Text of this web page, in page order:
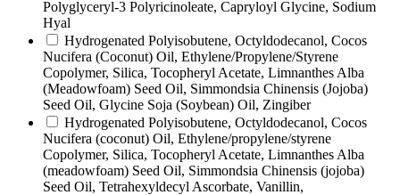
Polyglyceryl-3 Polyricinoleate, Capryloyl Glycine, Sodium
Hyal
Hydrogenated Polyisobutene, Octyldodecanol, Cocos
Nucifera (Coconut) Oil, Ethylene/Propylene/Styrene
Copolymer, Silica, Tocopheryl Acetate, Limnanthes Alba
(Meadowfoam) Seed Oil, Simmondsia Chinensis (Jojoba)
Seed Oil, Glycine Soja (Soybean) Oil, Zingiber
Hydrogenated Polyisobutene, Octyldodecanol, Cocos
Nucifera (coconut) Oil, Ethylene/propylene/styrene
Copolymer, Silica, Tocopheryl Acetate, Limnanthes Alba
(meadowfoam) Seed Oil, Simmondsia Chinensis (jojoba)
Seed Oil, Tetrahexyldecyl Ascorbate, Vanillin,